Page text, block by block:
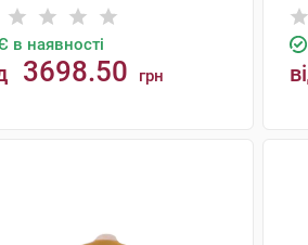
в наявності
3698.50 грн